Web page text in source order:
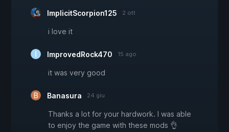
ImplicitScorpion125 2 ott
i love it
ImprovedRock470 15 ago
it was very good
Banasura 24 giu
Thanks a lot for your hardwork. I was able
to enjoy the game with these mods 👌